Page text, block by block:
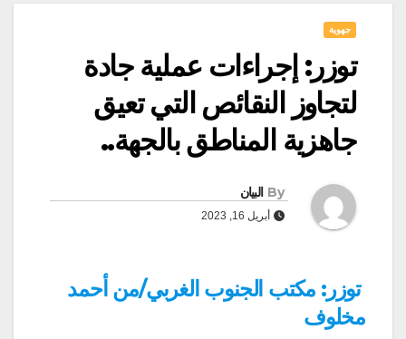
جهوية
توزر: إجراءات عملية جادة
لتجاوز النقائص التي تعيق
جاهزية المناطق بالجهة..
By البيان
أبريل 16, 2023
توزر: مكتب الجنوب الغربي/من أحمد
مخلوف